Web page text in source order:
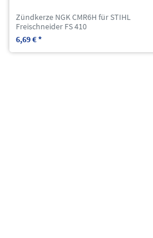
Zündkerze NGK CMR6H für STIHL
Freischneider FS 410
6,69 € *